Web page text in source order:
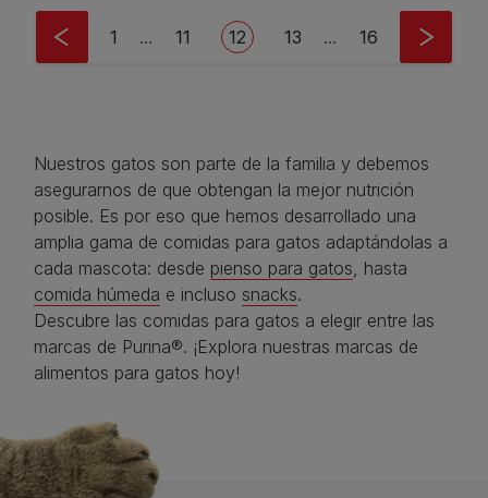
Pagination
First page
1 … Page
11 Current page
12 Page
13 … Last page
16
Nuestros gatos son parte de la familia y debemos
asegurarnos de que obtengan la mejor nutrición
posible. Es por eso que hemos desarrollado una
amplia gama de comidas para gatos adaptándolas a
cada mascota: desde pienso para gatos, hasta
comida húmeda e incluso snacks.
Descubre las comidas para gatos a elegir entre las
marcas de Purina®. ¡Explora nuestras marcas de
alimentos para gatos hoy!